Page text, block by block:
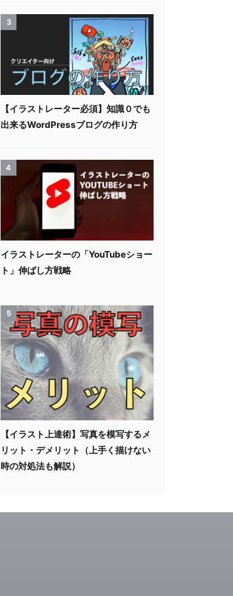
3
【イラストレーター必須】知識０でも
出来るWordPressブログの作り方
4
イラストレーターの「YouTubeショー
ト」伸ばし方戦略
5
【イラスト上達術】写真を模写するメ
リット・デメリット（上手く描けない
時の対処法も解説）